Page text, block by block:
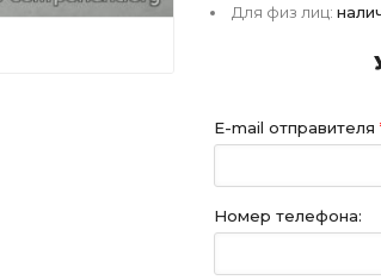
Для физ лиц:
E-mail отправителя
Номер телефона: